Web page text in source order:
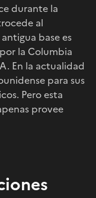
durante la
al
base es
la Columbia
En la actualidad
para sus
Pero esta
provee